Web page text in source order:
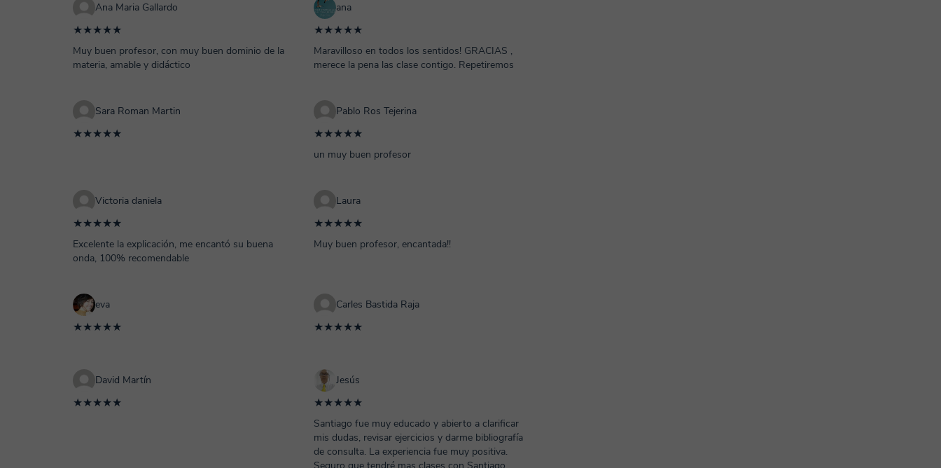
Ana Maria Gallardo
★★★★★
Muy buen profesor, con muy buen dominio de la
materia, amable y didáctico
ana
★★★★★
Maravilloso en todos los sentidos! GRACIAS ,
merece la pena las clase contigo. Repetiremos
Sara Roman Martin
★★★★★
Pablo Ros Tejerina
★★★★★
un muy buen profesor
Victoria daniela
★★★★★
Excelente la explicación, me encantó su buena
onda, 100% recomendable
Laura
★★★★★
Muy buen profesor, encantada!!
eva
★★★★★
Carles Bastida Raja
★★★★★
David Martín
★★★★★
Jesús
★★★★★
Santiago fue muy educado y abierto a clarificar
mis dudas, revisar ejercicios y darme bibliografía
de consulta. La experiencia fue muy positiva.